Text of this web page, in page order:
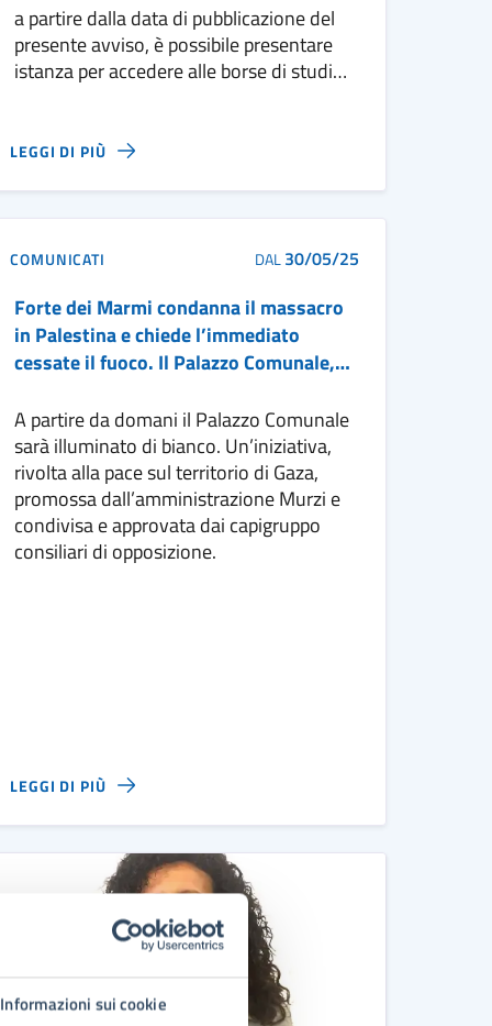
Informazioni sui cookie
MINISTERO DELL’ISTRUZIONE E DEL
MERITO PER L’A.S. 2025/2026
a partire dalla data di pubblicazione del
presente avviso, è possibile presentare
istanza per accedere alle borse di studio
LEGGI DI PIÙ
COMUNICATI DAL30/05/25
Forte dei Marmi condanna il massacro
in Palestina e chiede l’immediato
cessate il fuoco. Il Palazzo Comunale,
all’opposizione, si accende di bianco
per la pace e in memoria delle vittime.
L’intervento del sindaco Bruno Murzi.
A partire da domani il Palazzo Comunale
sarà illuminato di bianco. Un’iniziativa,
rivolta alla pace sul territorio di Gaza,
promossa dall’amministrazione Murzi e
condivisa e approvata dai capigruppo
consiliari di opposizione.
LEGGI DI PIÙ